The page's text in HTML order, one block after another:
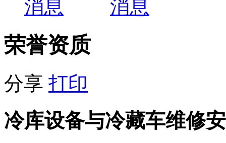
荣誉资质
分享 打印
冷库设备与冷藏车维修